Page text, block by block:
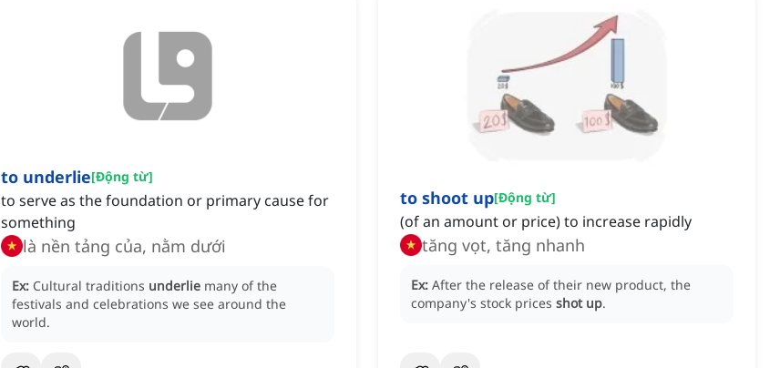
to underlie[Động từ]
to serve as the foundation or primary cause for
something
là nền tảng của, nằm dưới
Ex: Cultural traditions underlie many of the
festivals and celebrations we see around the
world.
to shoot up[Động từ]
(of an amount or price) to increase rapidly
tăng vọt, tăng nhanh
Ex: After the release of their new product, the
company's stock prices shot up.